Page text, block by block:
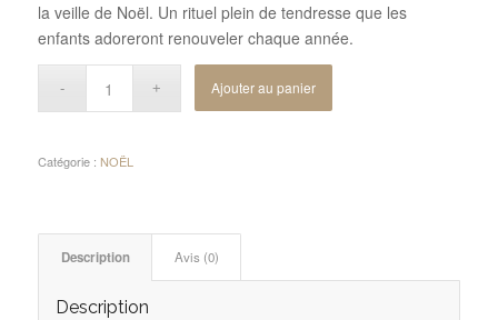
la veille de Noël. Un rituel plein de tendresse que les
enfants adoreront renouveler chaque année.
Ajouter au panier
Catégorie : NOËL
Description Avis (0)
Description